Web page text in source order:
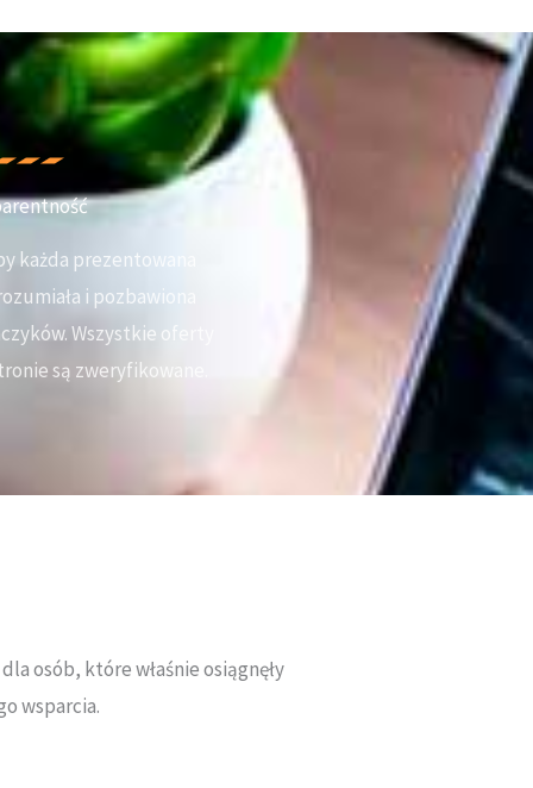
każda prezentowana
i pozbawiona
Wszystkie oferty
są zweryfikowane.
osób, które właśnie osiągnęły
wsparcia.